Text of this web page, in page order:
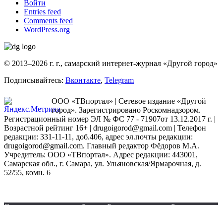
Войти
Entries feed
Comments feed
WordPress.org
© 2013–2026 г. г., самарский интернет-журнал «Другой город»
Подписывайтесь: Вконтакте, Telegram
ООО «ТВпортал» | Сетевое издание «Другой
город». Зарегистрировано Роскомнадзором.
Регистрационный номер ЭЛ № ФС 77 - 71907от 13.12.2017 г. |
Возрастной рейтинг 16+ | drugoigorod@gmail.com | Телефон
редакции: 331-11-11, доб.406, адрес эл.почты редакции:
drugoigorod@gmail.com. Главный редактор Фёдоров М.А.
Учредитель: ООО «ТВпортал». Адрес редакции: 443001,
Самарская обл., г. Самара, ул. Ульяновская/Ярмарочная, д.
52/55, комн. 6